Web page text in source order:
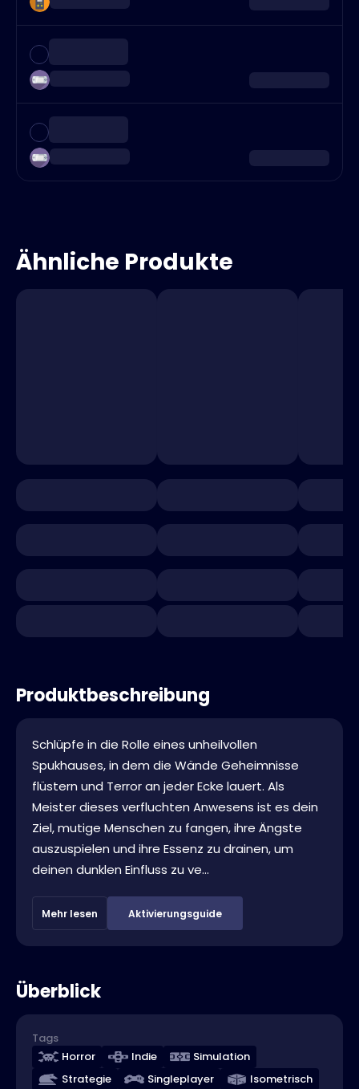
Ähnliche Produkte
Produktbeschreibung
Schlüpfe in die Rolle eines unheilvollen
Spukhauses, in dem die Wände Geheimnisse
flüstern und Terror an jeder Ecke lauert. Als
Meister dieses verfluchten Anwesens ist es dein
Ziel, mutige Menschen zu fangen, ihre Ängste
auszuspielen und ihre Essenz zu drainen, um
deinen dunklen Einfluss zu ve...
Mehr lesen Aktivierungsguide
Überblick
Tags
Horror
Indie
Simulation
Strategie
Singleplayer Isometrisch